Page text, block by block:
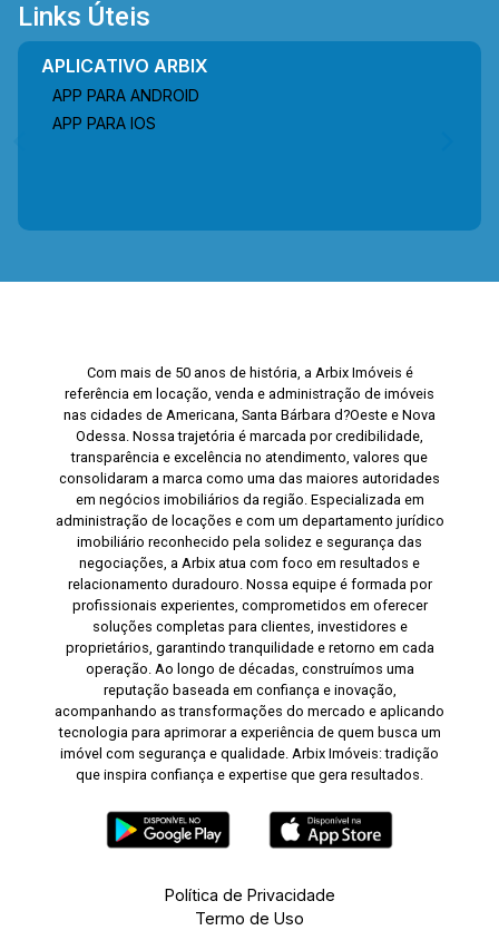
Links Úteis
APLICATIVO ARBIX
APP PARA ANDROID
APP PARA IOS
Com mais de 50 anos de história, a Arbix Imóveis é
referência em locação, venda e administração de imóveis
nas cidades de Americana, Santa Bárbara d?Oeste e Nova
Odessa. Nossa trajetória é marcada por credibilidade,
transparência e excelência no atendimento, valores que
consolidaram a marca como uma das maiores autoridades
em negócios imobiliários da região. Especializada em
administração de locações e com um departamento jurídico
imobiliário reconhecido pela solidez e segurança das
negociações, a Arbix atua com foco em resultados e
relacionamento duradouro. Nossa equipe é formada por
profissionais experientes, comprometidos em oferecer
soluções completas para clientes, investidores e
proprietários, garantindo tranquilidade e retorno em cada
operação. Ao longo de décadas, construímos uma
reputação baseada em confiança e inovação,
acompanhando as transformações do mercado e aplicando
tecnologia para aprimorar a experiência de quem busca um
imóvel com segurança e qualidade. Arbix Imóveis: tradição
que inspira confiança e expertise que gera resultados.
Política de Privacidade
Termo de Uso